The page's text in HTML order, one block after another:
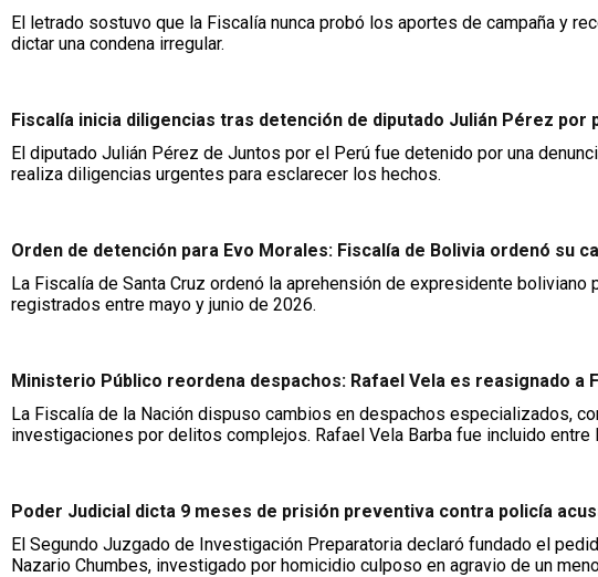
El letrado sostuvo que la Fiscalía nunca probó los aportes de campaña y
dictar una condena irregular.
Fiscalía inicia diligencias tras detención de diputado Julián Pérez
El diputado Julián Pérez de Juntos por el Perú fue detenido por una
realiza diligencias urgentes para esclarecer los hechos.
Orden de detención para Evo Morales: Fiscalía de Bolivia ordenó su
La Fiscalía de Santa Cruz ordenó la aprehensión de expresidente
registrados entre mayo y junio de 2026.
Ministerio Público reordena despachos: Rafael Vela es reasignado a
La Fiscalía de la Nación dispuso cambios en despachos especializados,
investigaciones por delitos complejos. Rafael Vela Barba fue incluido
Poder Judicial dicta 9 meses de prisión preventiva contra policía
El Segundo Juzgado de Investigación Preparatoria declaró fundado el
Nazario Chumbes, investigado por homicidio culposo en agravio de un